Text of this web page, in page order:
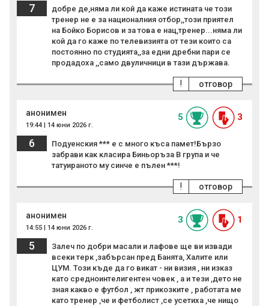
7
добре де,няма ли кой да каже истината че този
тренер не е за националния отбор,,този приятел
на Бойко Борисов и за това е нац,тренер...няма ли
кой да го каже по телевизията от тези които са
постоянно по студията,,за едни дребни пари се
продадоха ,,само двуличници в тази държава.
отговор
!
анонимен
19:44 | 14 юни 2026 г.
5 3
6
Подуенския *** е с много къса памет!Бързо
забрави как класира Биньоръза В група и че
татуираното му синче е пълен ***!
отговор
!
анонимен
14:55 | 14 юни 2026 г.
3 1
5
Залеч по добри масали и лафове ще ви извади
всеки терк ,забърсан пред Банята, Халите или
ЦУМ. Този къде да го викат - ни визия , ни изказ
като средноинтелигентен човек , а и тези ,дето не
зная какво е футбол , жт прикозките , работата ме
като тренер ,че и фетболист ,се усетиха ,че нищо